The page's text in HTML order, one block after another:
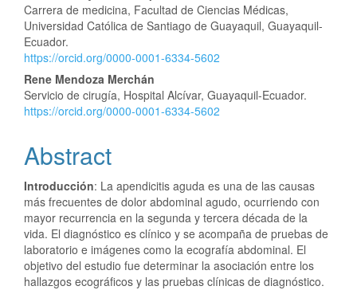
Article
Content
Carrera de medicina, Facultad de Ciencias Médicas,
Universidad Católica de Santiago de Guayaquil, Guayaquil-
Ecuador.
https://orcid.org/0000-0001-6334-5602
Rene Mendoza Merchán
Servicio de cirugía, Hospital Alcívar, Guayaquil-Ecuador.
https://orcid.org/0000-0001-6334-5602
Abstract
Introducción: La apendicitis aguda es una de las causas
más frecuentes de dolor abdominal agudo, ocurriendo con
mayor recurrencia en la segunda y tercera década de la
vida. El diagnóstico es clínico y se acompaña de pruebas de
laboratorio e imágenes como la ecografía abdominal. El
objetivo del estudio fue determinar la asociación entre los
hallazgos ecográficos y las pruebas clínicas de diagnóstico.